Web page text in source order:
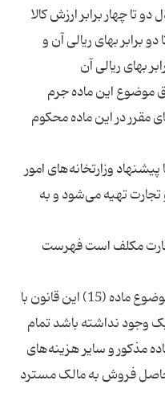
برابر بهای ریالی آن و
موضوع این ماده جرم
مقرر در این ماده محکوم
با پیشنهاد وزارتخانه‌های امور
تهیه می‌شود و به
تجارت مکلف است فهرست
ماده 16- در صورتی که کالای قاچاق موضوع ماده (15) این قانون با
وجود نداشته باشد تمام
مذکور و سایر هزینه‌های
حاصل فروش به مالک مسترد